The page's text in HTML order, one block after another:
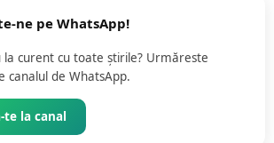
ne pe WhatsApp!
curent cu toate știrile? Urmăreste
canalul de WhatsApp.
te la canal